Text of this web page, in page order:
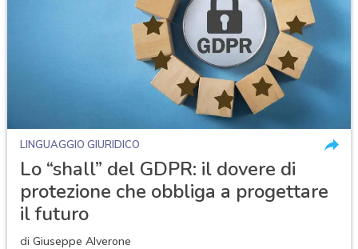
LINGUAGGIO GIURIDICO
Lo “shall” del GDPR: il dovere di
protezione che obbliga a progettare
il futuro
di Giuseppe Alverone